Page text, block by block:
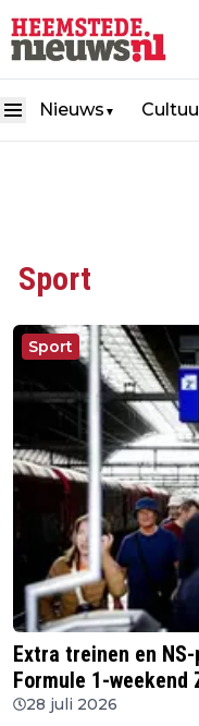
Nieuws ▼
Sport
Sport
Extra treinen en
Formule 1-weekend
28 juli 2026